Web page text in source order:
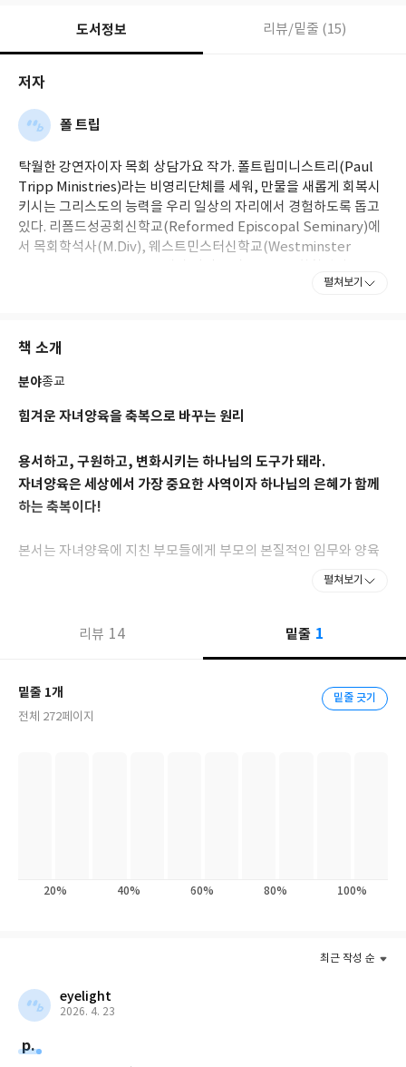
도서정보 리뷰/밑줄 (15)
저자
폴 트립
탁월한 강연자이자 목회 상담가요 작가. 폴트립미니스트리(Paul
Tripp Ministries)라는 비영리단체를 세워, 만물을 새롭게 회복시
키시는 그리스도의 능력을 우리 일상의 자리에서 경험하도록 돕고
있다. 리폼드성공회신학교(Reformed Episcopal Seminary)에
서 목회학석사(M.Div), 웨스트민스터신학교(Westminster
Min) 학위를 받았다. 필라델피아에 있는 기독교상담교육재단
Theological Seminary)에서 목회 상담학을 가르쳤으며, 텐스교
『돈과 영성』(두란노), 『완벽한 부모는 없다』, 『폴 트립의 복
음 묵상』(이상 생명의말씀사), 『위기의 십 대 기회의 십 대』,
당신은 그리스도인인가?』(토기장이) 등 30권이 넘는 저서가 있다.
사랑하는 아내 루엘라와 함께 필라델피아에 살고 있으며, 성인이 된
네 명의 자녀와 여섯 명의 손주가 있다.
펼쳐보기
책 소개
분야종교
힘겨운 자녀양육을 축복으로 바꾸는 원리
용서하고, 구원하고, 변화시키는 하나님의 도구가 돼라.
자녀양육은 세상에서 가장 중요한 사역이자 하나님의 은혜가 함께
하는 축복이다!
본서는 자녀양육에 지친 부모들에게 부모의 본질적인 임무와 양육
의 참된 의미를 알려주는 길라잡이 같은 책이다. 전 세계를 다니며
인지 혼란스러워하는 부모들을 만나게 되었고, 그들에게 하나님께
서 맡기신 자녀양육의 소명이 얼마나 복되고 행복한 은혜의 여정인
본서를 통해 그는 하나님의 창조섭리와 자녀양육의 실제적인 도움
펼쳐보기
리뷰 14 밑줄 1
밑줄 1개
전체 272페이지
밑줄 긋기
20% 40% 60% 80% 100%
최근 작성 순
eyelight
2026. 4. 23
p.